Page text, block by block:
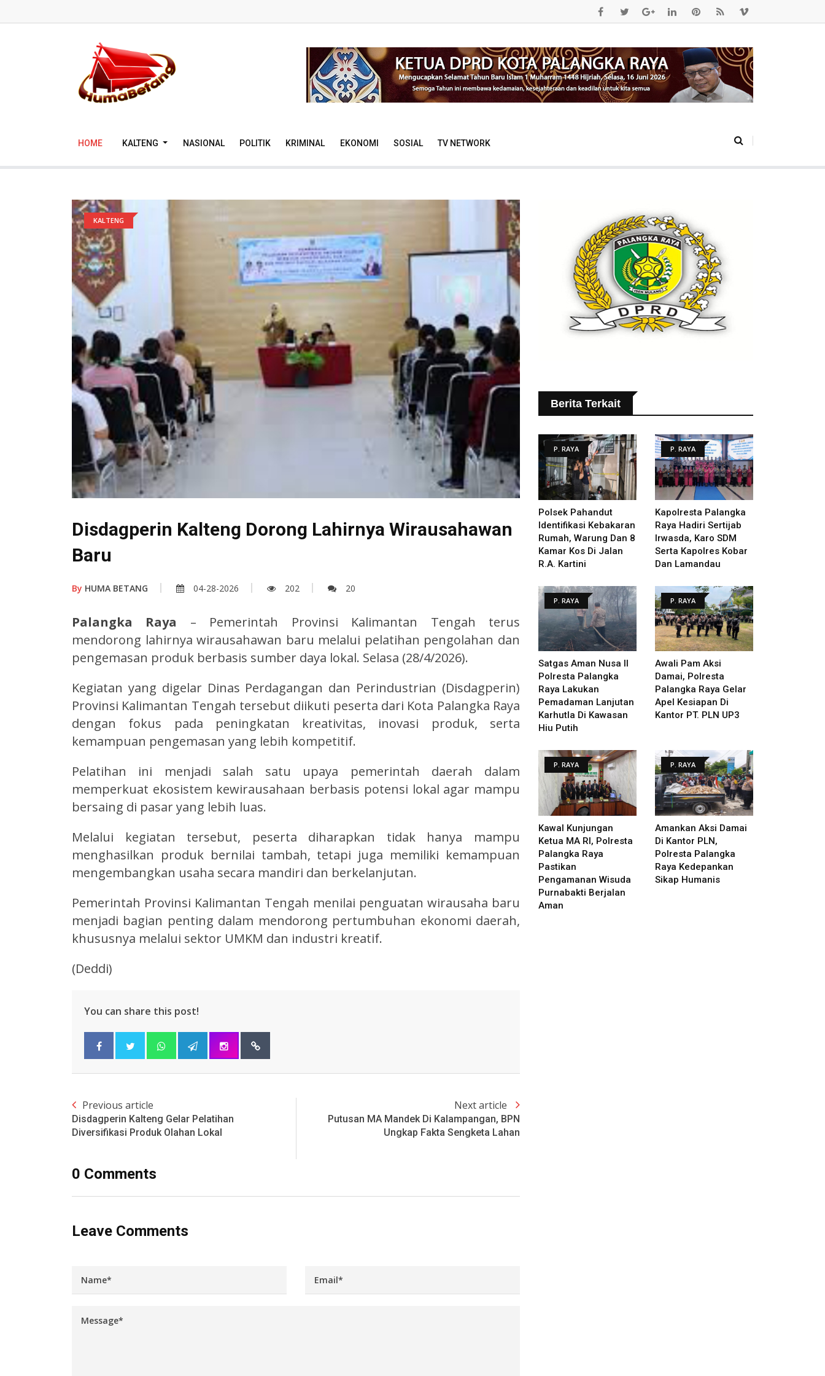
HOME KALTENG NASIONAL POLITIK KRIMINAL EKONOMI SOSIAL TV NETWORK
KALTENG
Disdagperin Kalteng Dorong Lahirnya Wirausahawan
Baru
By HUMA BETANG 04-28-2026 202 20
Palangka Raya – Pemerintah Provinsi Kalimantan Tengah terus
mendorong lahirnya wirausahawan baru melalui pelatihan pengolahan dan
pengemasan produk berbasis sumber daya lokal. Selasa (28/4/2026).
Kegiatan yang digelar Dinas Perdagangan dan Perindustrian (Disdagperin)
Provinsi Kalimantan Tengah tersebut diikuti peserta dari Kota Palangka Raya
dengan fokus pada peningkatan kreativitas, inovasi produk, serta
kemampuan pengemasan yang lebih kompetitif.
Pelatihan ini menjadi salah satu upaya pemerintah daerah dalam
memperkuat ekosistem kewirausahaan berbasis potensi lokal agar mampu
bersaing di pasar yang lebih luas.
Melalui kegiatan tersebut, peserta diharapkan tidak hanya mampu
menghasilkan produk bernilai tambah, tetapi juga memiliki kemampuan
mengembangkan usaha secara mandiri dan berkelanjutan.
Pemerintah Provinsi Kalimantan Tengah menilai penguatan wirausaha baru
menjadi bagian penting dalam mendorong pertumbuhan ekonomi daerah,
khususnya melalui sektor UMKM dan industri kreatif.
(Deddi)
You can share this post!
Previous article
Disdagperin Kalteng Gelar Pelatihan
Diversifikasi Produk Olahan Lokal
Next article
Putusan MA Mandek Di Kalampangan, BPN
Ungkap Fakta Sengketa Lahan
0 Comments
Leave Comments
Berita Terkait
P. RAYA
Polsek Pahandut
Identifikasi Kebakaran
Rumah, Warung Dan 8
Kamar Kos Di Jalan
R.A. Kartini
P. RAYA
Kapolresta Palangka
Raya Hadiri Sertijab
Irwasda, Karo SDM
Serta Kapolres Kobar
Dan Lamandau
P. RAYA
Satgas Aman Nusa II
Polresta Palangka
Raya Lakukan
Pemadaman Lanjutan
Karhutla Di Kawasan
Hiu Putih
P. RAYA
Awali Pam Aksi
Damai, Polresta
Palangka Raya Gelar
Apel Kesiapan Di
Kantor PT. PLN UP3
P. RAYA
Kawal Kunjungan
Ketua MA RI, Polresta
Palangka Raya
Pastikan
Pengamanan Wisuda
Purnabakti Berjalan
Aman
P. RAYA
Amankan Aksi Damai
Di Kantor PLN,
Polresta Palangka
Raya Kedepankan
Sikap Humanis